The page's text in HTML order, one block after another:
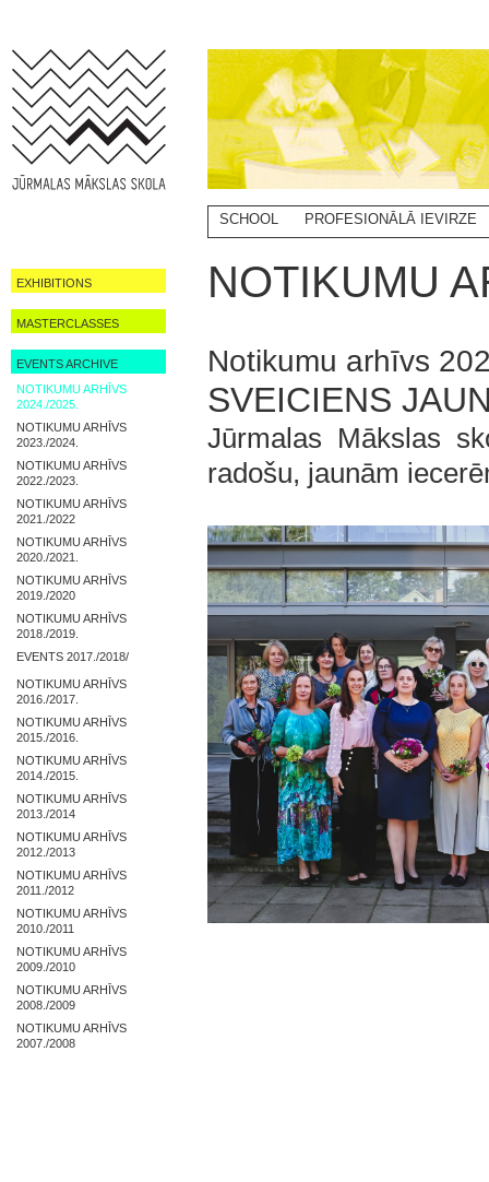
EXHIBITIONS
MASTERCLASSES
EVENTS ARCHIVE
NOTIKUMU ARHĪVS
2024./2025.
NOTIKUMU ARHĪVS
2023./2024.
NOTIKUMU ARHĪVS
2022./2023.
NOTIKUMU ARHĪVS
2021./2022
NOTIKUMU ARHĪVS
2020./2021.
NOTIKUMU ARHĪVS
2019./2020
NOTIKUMU ARHĪVS
2018./2019.
EVENTS 2017./2018/
NOTIKUMU ARHĪVS
2016./2017.
NOTIKUMU ARHĪVS
2015./2016.
NOTIKUMU ARHĪVS
2014./2015.
NOTIKUMU ARHĪVS
2013./2014
NOTIKUMU ARHĪVS
2012./2013
NOTIKUMU ARHĪVS
2011./2012
NOTIKUMU ARHĪVS
2010./2011
NOTIKUMU ARHĪVS
2009./2010
NOTIKUMU ARHĪVS
2008./2009
NOTIKUMU ARHĪVS
2007./2008
SCHOOL PROFESIONĀLĀ IEVIRZE
NOTIKUMU
Notikumu arhīvs
SVEICIENS
Jūrmalas Mākslas
radošu, jaunām